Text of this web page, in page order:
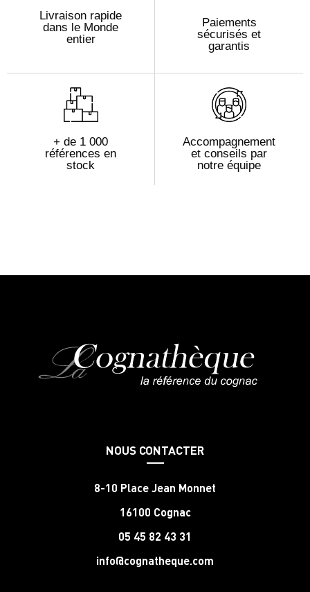
Livraison rapide
dans le Monde
entier
Paiements
sécurisés et
garantis
+ de 1 000
références en
stock
Accompagnement
et conseils par
notre équipe
NOUS CONTACTER
8-10 Place Jean Monnet
16100 Cognac
05 45 82 43 31
info@cognatheque.com